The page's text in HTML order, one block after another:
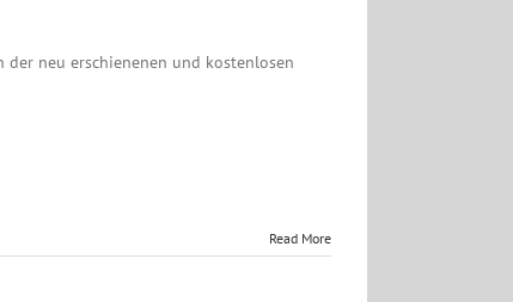
neu erschienenen und kostenlosen
Read More